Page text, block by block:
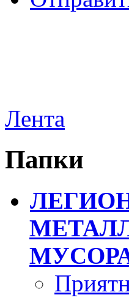
Лента
Папки
МУСОРА